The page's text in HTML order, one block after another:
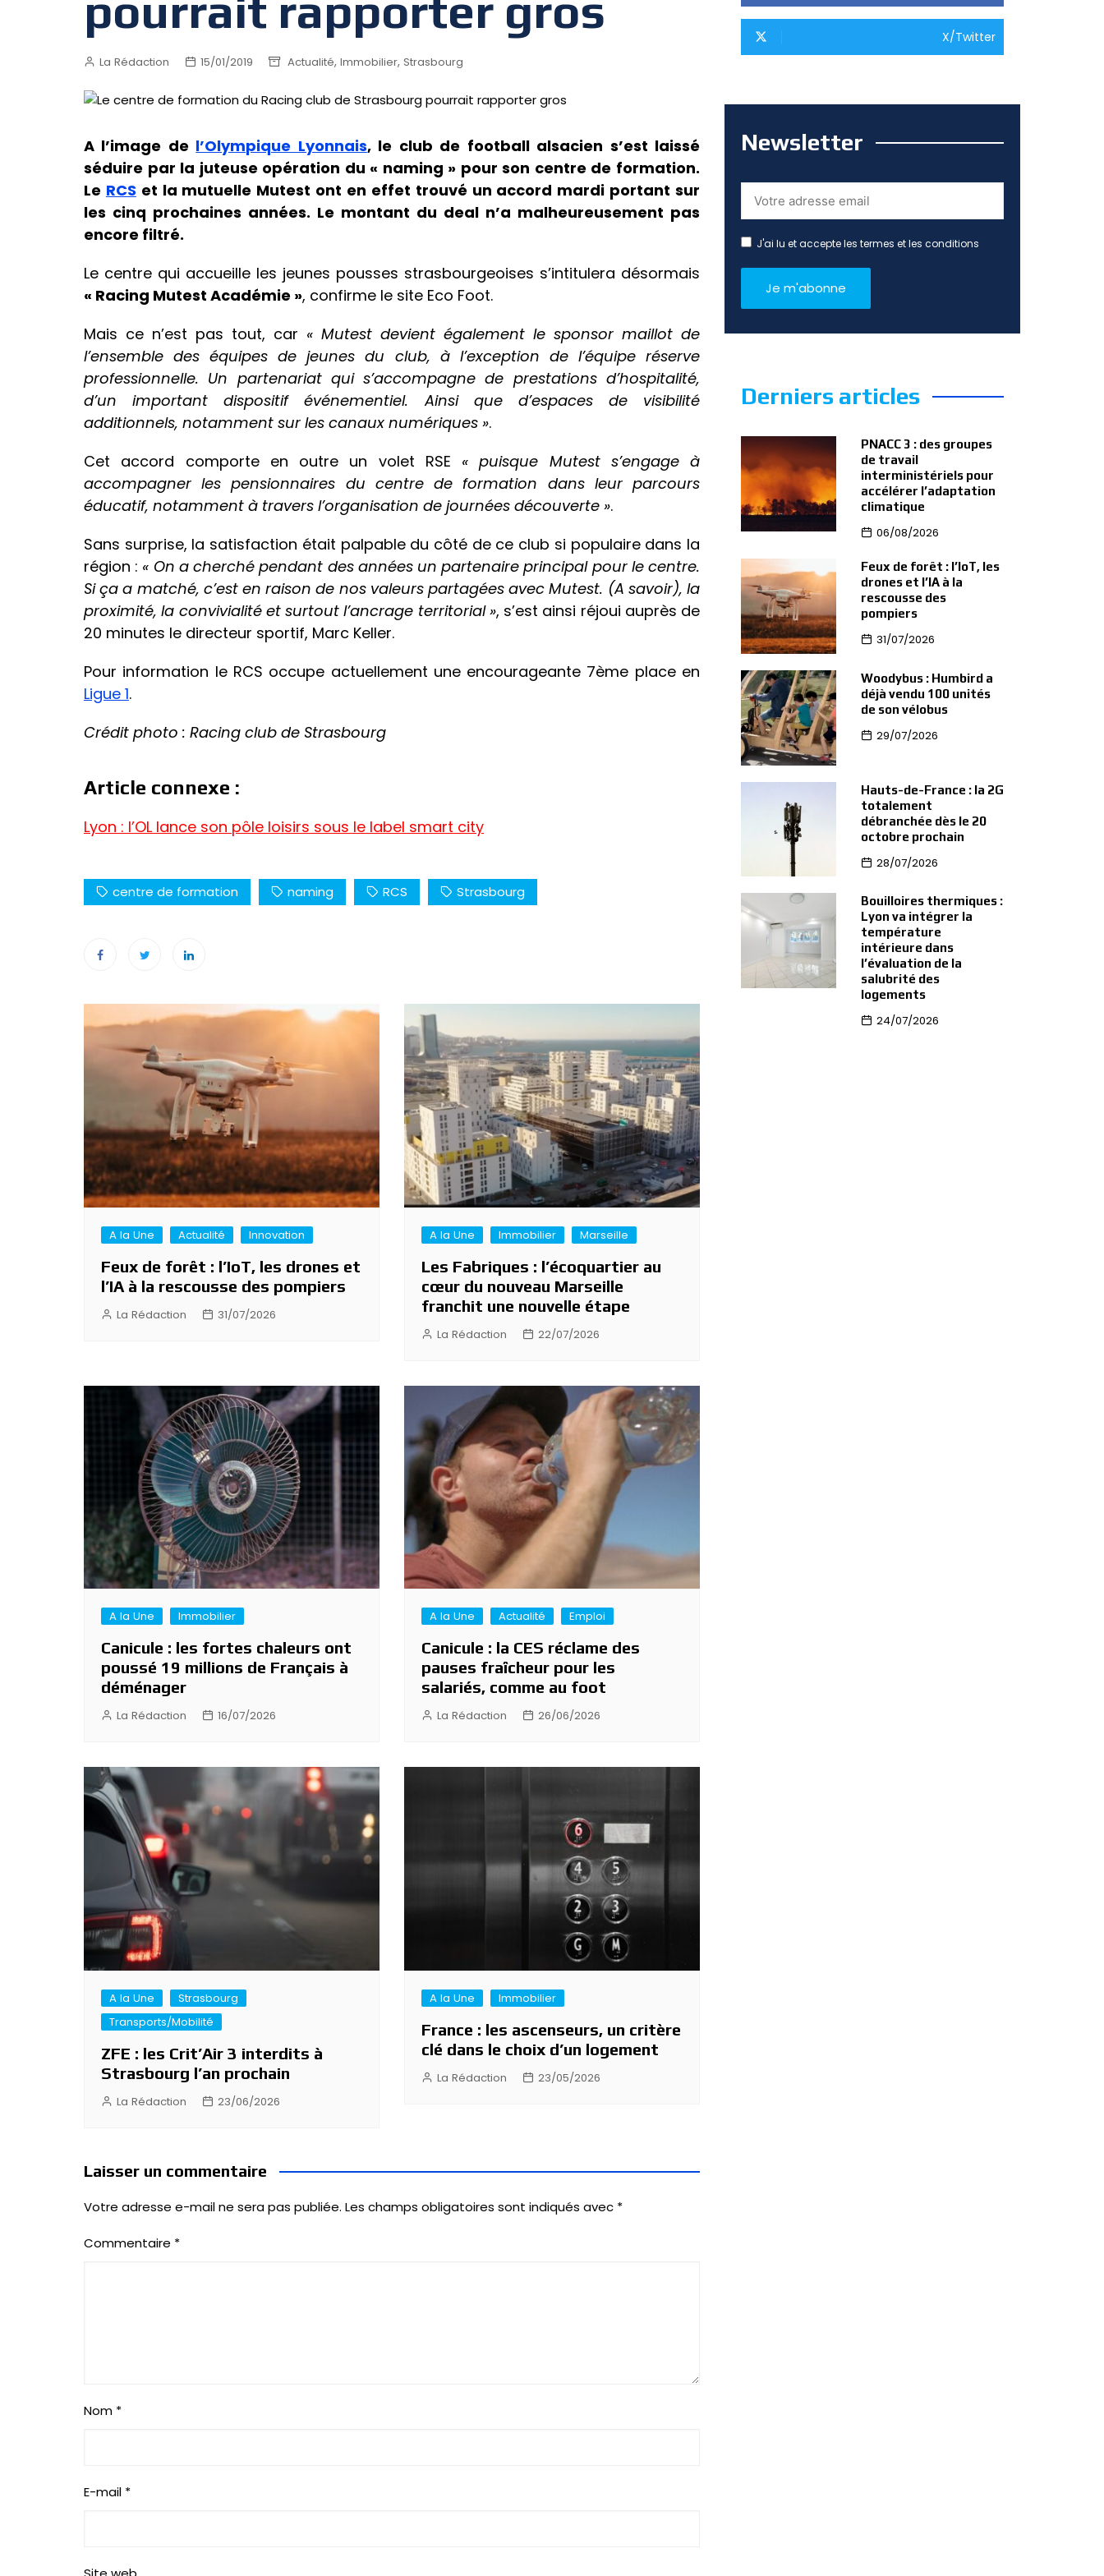
La Rédaction 15/01/2019 Actualité, Immobilier, Strasbourg
A l’image de l’Olympique Lyonnais, le club de football alsacien s’est laissé
séduire par la juteuse opération du « naming » pour son centre de formation.
Le RCS et la mutuelle Mutest ont en effet trouvé un accord mardi portant sur
les cinq prochaines années. Le montant du deal n’a malheureusement pas
encore filtré.
Le centre qui accueille les jeunes pousses strasbourgeoises s’intitulera désormais
« Racing Mutest Académie », confirme le site Eco Foot.
Mais ce n’est pas tout, car « Mutest devient également le sponsor maillot de
l’ensemble des équipes de jeunes du club, à l’exception de l’équipe réserve
professionnelle. Un partenariat qui s’accompagne de prestations d’hospitalité,
d’un important dispositif événementiel. Ainsi que d’espaces de visibilité
additionnels, notamment sur les canaux numériques ».
Cet accord comporte en outre un volet RSE « puisque Mutest s’engage à
accompagner les pensionnaires du centre de formation dans leur parcours
éducatif, notamment à travers l’organisation de journées découverte ».
Sans surprise, la satisfaction était palpable du côté de ce club si populaire dans la
région : « On a cherché pendant des années un partenaire principal pour le centre.
Si ça a matché, c’est en raison de nos valeurs partagées avec Mutest. (A savoir), la
proximité, la convivialité et surtout l’ancrage territorial », s’est ainsi réjoui auprès de
20 minutes le directeur sportif, Marc Keller.
Pour information le RCS occupe actuellement une encourageante 7ème place en
Ligue 1.
Crédit photo : Racing club de Strasbourg
Article connexe :
Lyon : l’OL lance son pôle loisirs sous le label smart city
centre de formation naming RCS Strasbourg
Navigation
l’article
A la Une Actualité Innovation
Feux de forêt : l’IoT, les drones et
l’IA à la rescousse des pompiers
La Rédaction 31/07/2026
A la Une Immobilier Marseille
Les Fabriques : l’écoquartier au
cœur du nouveau Marseille
franchit une nouvelle étape
La Rédaction 22/07/2026
A la Une Immobilier
Canicule : les fortes chaleurs ont
poussé 19 millions de Français à
déménager
La Rédaction 16/07/2026
A la Une Actualité Emploi
Canicule : la CES réclame des
pauses fraîcheur pour les
salariés, comme au foot
La Rédaction 26/06/2026
A la Une
Strasbourg
Transports/Mobilité
ZFE : les Crit’Air 3 interdits à
Strasbourg l’an prochain
La Rédaction 23/06/2026
A la Une Immobilier
France : les ascenseurs, un critère
clé dans le choix d’un logement
La Rédaction 23/05/2026
Laisser un commentaire
Votre adresse e-mail ne sera pas publiée. Les champs obligatoires sont indiqués avec *
Commentaire *
Nom *
E-mail *
X/Twitter
Newsletter
J'ai lu et accepte les termes et les conditions
Derniers articles
PNACC 3 : des groupes
de travail
interministériels pour
accélérer l’adaptation
climatique
06/08/2026
Feux de forêt : l’IoT, les
drones et l’IA à la
rescousse des
pompiers
31/07/2026
Woodybus : Humbird a
déjà vendu 100 unités
de son vélobus
29/07/2026
Hauts-de-France : la 2G
totalement
débranchée dès le 20
octobre prochain
28/07/2026
Bouilloires thermiques :
Lyon va intégrer la
température
intérieure dans
l’évaluation de la
salubrité des
logements
24/07/2026